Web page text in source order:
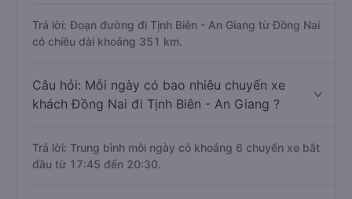
Trả lời: Đoạn đường đi Tịnh Biên - An Giang từ Đồng Nai
có chiều dài khoảng 351 km.
Câu hỏi: Mỗi ngày có bao nhiêu chuyến xe
khách Đồng Nai đi Tịnh Biên - An Giang ?
Trả lời: Trung bình mỗi ngày có khoảng 6 chuyến xe bắt
đầu từ 17:45 đến 20:30.